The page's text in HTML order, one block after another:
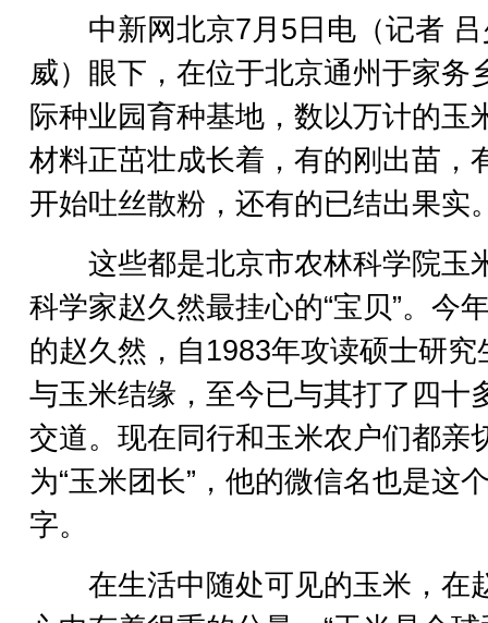
中新网北京7月5日电（记者 吕
威）眼下，在位于北京通州于家务
际种业园育种基地，数以万计的玉
材料正茁壮成长着，有的刚出苗，
开始吐丝散粉，还有的已结出果实
这些都是北京市农林科学院玉
科学家赵久然最挂心的“宝贝”。今
的赵久然，自1983年攻读硕士研究
与玉米结缘，至今已与其打了四十
交道。现在同行和玉米农户们都亲
为“玉米团长”，他的微信名也是这
字。
在生活中随处可见的玉米，在